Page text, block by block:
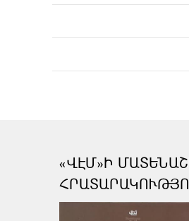
«ՎԷՄ»Ի